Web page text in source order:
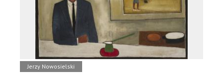
Jerzy Nowosielski